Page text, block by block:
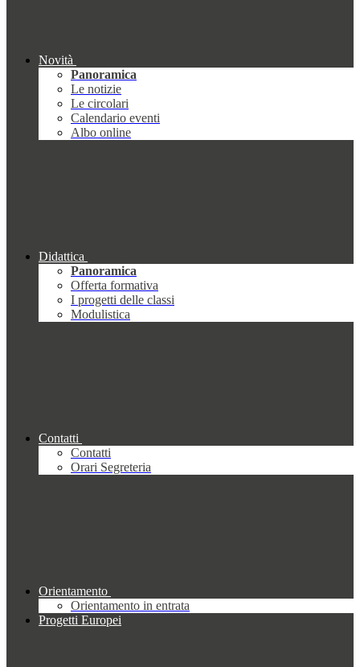
Novità
Panoramica
Le notizie
Le circolari
Calendario eventi
Albo online
Didattica
Panoramica
Offerta formativa
I progetti delle classi
Modulistica
Contatti
Contatti
Orari Segreteria
Orientamento
Orientamento in entrata
Progetti Europei